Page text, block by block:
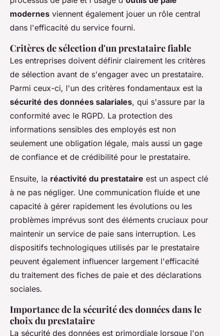
modernes viennent également jouer un rôle central
dans l'efficacité du service fourni.
Critères de sélection d'un prestataire fiable
Les entreprises doivent définir clairement les critères
de sélection avant de s'engager avec un prestataire.
Parmi ceux-ci, l'un des critères fondamentaux est la
sécurité des données salariales, qui s'assure par la
conformité avec le RGPD. La protection des
informations sensibles des employés est non
seulement une obligation légale, mais aussi un gage
de confiance et de crédibilité pour le prestataire.
Ensuite, la réactivité du prestataire est un aspect clé
à ne pas négliger. Une communication fluide et une
capacité à gérer rapidement les évolutions ou les
problèmes imprévus sont des éléments cruciaux pour
maintenir un service de paie sans interruption. Les
dispositifs technologiques utilisés par le prestataire
peuvent également influencer largement l'efficacité
du traitement des fiches de paie et des déclarations
sociales.
Importance de la sécurité des données dans le
choix du prestataire
La sécurité des données est primordiale lorsque l'on